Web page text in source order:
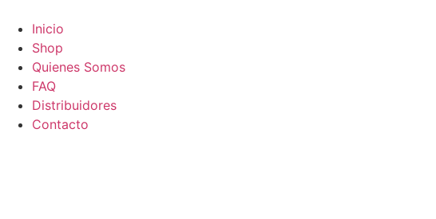
contenido
Inicio
Shop
Quienes Somos
FAQ
Distribuidores
Contacto